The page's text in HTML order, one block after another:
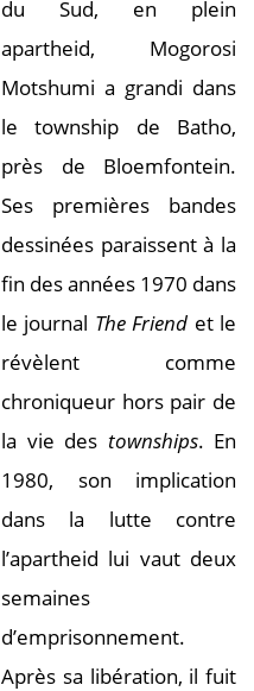
du Sud, en plein
apartheid, Mogorosi
Motshumi a grandi dans
le township de Batho,
près de Bloemfontein.
Ses premières bandes
dessinées paraissent à la
fin des années 1970 dans
le journal The Friend et le
révèlent comme
chroniqueur hors pair de
la vie des townships. En
1980, son implication
dans la lutte contre
l’apartheid lui vaut deux
semaines
d’emprisonnement.
Après sa libération, il fuit